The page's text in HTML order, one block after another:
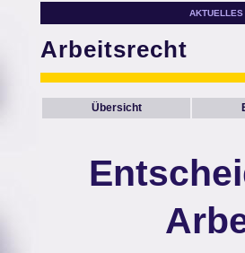
AKTUELLES
Arbeitsrecht
Übersicht